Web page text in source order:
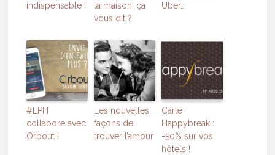
indispensable !
la maison, ça
vous dit ?
Uber…
#LPH
collabore avec
Orbout !
Les nouvelles
façons de
trouver l’amour
Carte
Happybreak :
-50% sur vos
hôtels !